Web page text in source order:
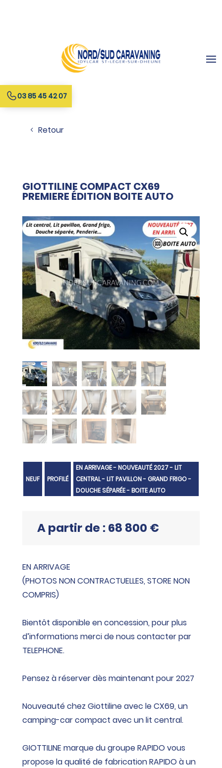
03 85 45 42 07
Retour
GIOTTILINE COMPACT CX69
PREMIERE ÉDITION BOITE AUTO
NEUF PROFILÉ
EN ARRIVAGE - NOUVEAUTÉ 2027 - LIT
CENTRAL - LIT PAVILLON - GRAND FRIGO -
DOUCHE SÉPARÉE - BOITE AUTO
A partir de : 68 800 €
EN ARRIVAGE
(PHOTOS NON CONTRACTUELLES, STORE NON
COMPRIS)
Bientôt disponible en concession, pour plus
d’informations merci de nous contacter par
TELEPHONE.
Pensez à réserver dès maintenant pour 2027
Nouveauté chez Giottiline avec le CX69, un
camping-car compact avec un lit central.
GIOTTILINE marque du groupe RAPIDO vous
propose la qualité de fabrication RAPIDO à un